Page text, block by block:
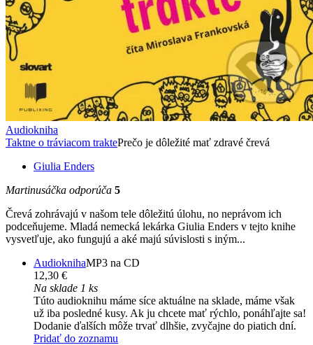
Audiokniha
Taktne o tráviacom traktePrečo je dôležité mať zdravé črevá
Giulia Enders
Martinusáčka odporúča 5
Črevá zohrávajú v našom tele dôležitú úlohu, no neprávom ich
podceňujeme. Mladá nemecká lekárka Giulia Enders v tejto knihe
vysvetľuje, ako fungujú a aké majú súvislosti s iným...
AudioknihaMP3 na CD
12,30 €
Na sklade 1 ks
Túto audioknihu máme síce aktuálne na sklade, máme však
už iba posledné kusy. Ak ju chcete mať rýchlo, ponáhľajte sa!
Dodanie ďalších môže trvať dlhšie, zvyčajne do piatich dní.
Pridať do zoznamu